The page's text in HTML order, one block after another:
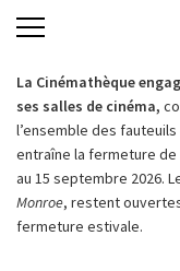
La Cinémathèque
ses salles de cinéma,
l’ensemble des
entraîne la fermeture
au 15 septembre 2026.
Monroe, restent
fermeture estivale.